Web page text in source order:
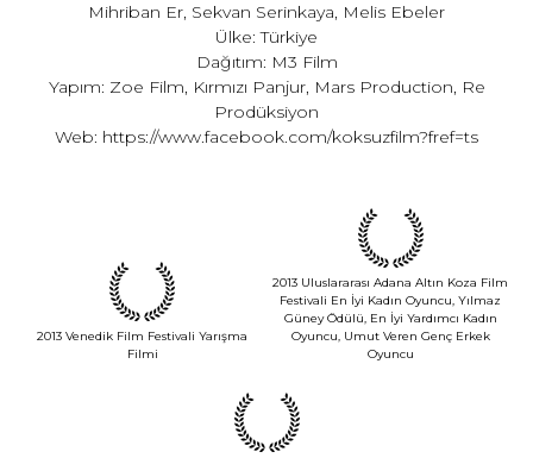
Mihriban Er, Sekvan Serinkaya, Melis Ebeler
Ülke: Türkiye
Dağıtım: M3 Film
Yapım: Zoe Film, Kırmızı Panjur, Mars Production, Re
Prodüksiyon
Web: https://www.facebook.com/koksuzfilm?fref=ts
2013 Venedik Film Festivali Yarışma
Filmi
2013 Uluslararası Adana Altın Koza Film
Festivali En İyi Kadın Oyuncu, Yılmaz
Güney Ödülü, En İyi Yardımcı Kadın
Oyuncu, Umut Veren Genç Erkek
Oyuncu